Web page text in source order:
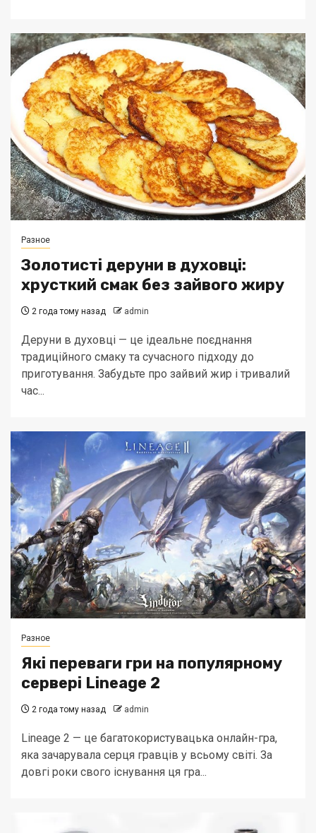
Разное
Золотисті деруни в духовці:
хрусткий смак без зайвого жиру
2 года тому назад admin
Деруни в духовці — це ідеальне поєднання
традиційного смаку та сучасного підходу до
приготування. Забудьте про зайвий жир і тривалий
час...
Разное
Які переваги гри на популярному
сервері Lineage 2
2 года тому назад admin
Lineage 2 — це багатокористувацька онлайн-гра,
яка зачарувала серця гравців у всьому світі. За
довгі роки свого існування ця гра...